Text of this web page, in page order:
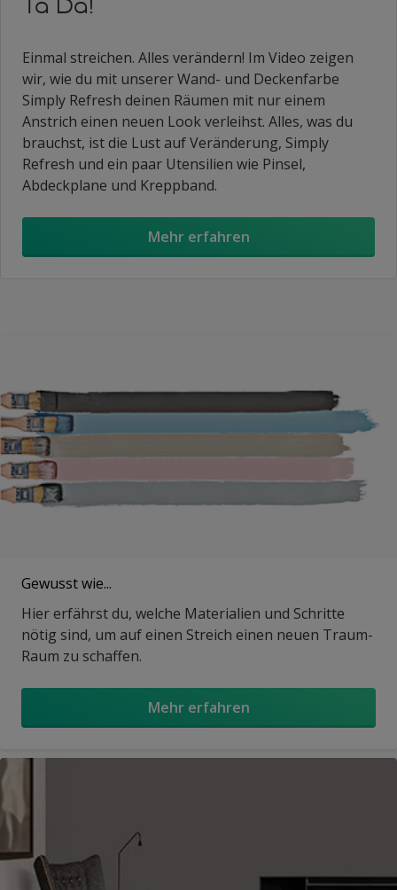
Einmal streichen. Alles verändern! Im Video zeigen
wir, wie du mit unserer Wand- und Deckenfarbe
Simply Refresh deinen Räumen mit nur einem
Anstrich einen neuen Look verleihst. Alles, was du
brauchst, ist die Lust auf Veränderung, Simply
Refresh und ein paar Utensilien wie Pinsel,
Abdeckplane und Kreppband.
Mehr erfahren
Gewusst wie...
Hier erfährst du, welche Materialien und Schritte
nötig sind, um auf einen Streich einen neuen Traum-
Raum zu schaffen.
Mehr erfahren